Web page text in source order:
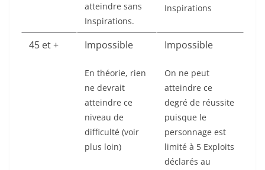
atteindre sans
Inspirations.
Inspirations
45 et + Impossible
En théorie, rien
ne devrait
atteindre ce
niveau de
difficulté (voir
plus loin)
Impossible
On ne peut
atteindre ce
degré de réussite
puisque le
personnage est
limité à 5 Exploits
déclarés au